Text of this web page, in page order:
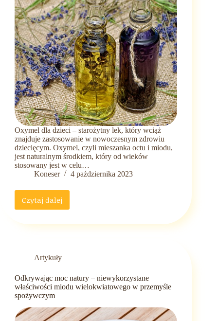
Oxymel dla dzieci – starożytny lek, który wciąż
znajduje zastosowanie w nowoczesnym zdrowiu
dziecięcym. Oxymel, czyli mieszanka octu i miodu,
jest naturalnym środkiem, który od wieków
stosowany jest w celu…
Koneser
4 października 2023
Czytaj dalej
Oxymel
dzieci
lek
w
zdrowiu
dziecięcym
Artykuły
Odkrywając moc natury – niewykorzystane
właściwości miodu wielokwiatowego w przemyśle
spożywczym